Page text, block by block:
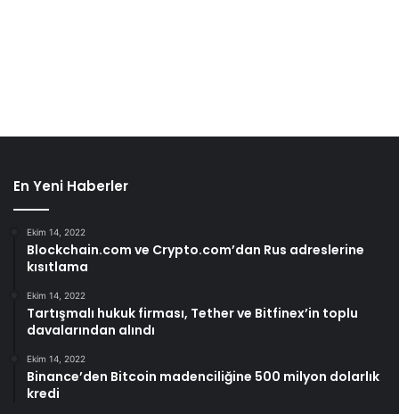
En Yeni Haberler
Ekim 14, 2022
Blockchain.com ve Crypto.com’dan Rus adreslerine
kısıtlama
Ekim 14, 2022
Tartışmalı hukuk firması, Tether ve Bitfinex’in toplu
davalarından alındı
Ekim 14, 2022
Binance’den Bitcoin madenciliğine 500 milyon dolarlık
kredi